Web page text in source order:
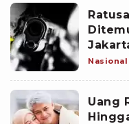
Nasional
Uang